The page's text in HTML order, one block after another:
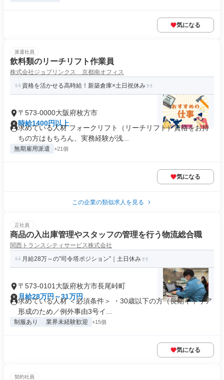
気になる
派遣社員
飲料類のリーチリフト作業員
株式会社ジョブリンクス 京都南オフィス
資格を活かせる高時給！新築倉庫×土日祝休み
〒573-0000大阪府枚方市
時給1400円以上
求めている人材 フォークリフト（リーチリフト）資格をお持
ちの方はもちろん、実務経験が浅...
無期雇用派遣 +21個
気になる
この企業の類似求人を見る
正社員
商品の入出庫管理やスタッフの管理を行う物流総合職
関西トランスシティサービス株式会社
月給28万～の”司令塔ポジション”｜土日休み
〒573-0101大阪府枚方市長尾峠町
月給28万円～31万円
求めている人材 ＜必須条件＞ ・30歳以下の方（長期キャリア
形成のため／例外事由3号イ...
制服あり 業界未経験歓迎 +15個
気になる
契約社員